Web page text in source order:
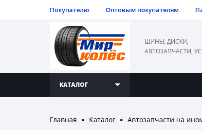
Покупателю Оптовым покупателям
ШИНЫ, ДИСКИ,
АВТОЗАПЧАСТИ,
КАТАЛОГ
Главная ● Каталог ● Автозапчасти на